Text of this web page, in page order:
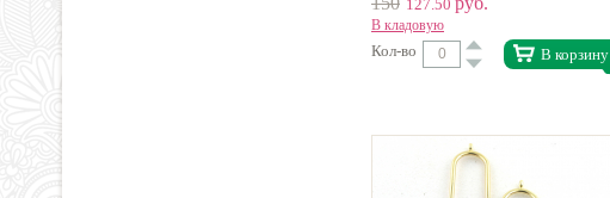
127.50
В кладовую
Кол-во В корзину